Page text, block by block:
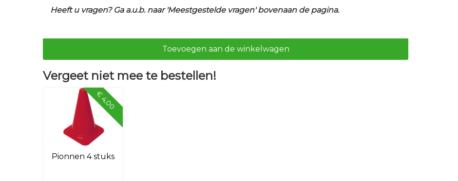
Heeft u vragen? Ga a.u.b. naar 'Meestgestelde vragen' bovenaan de pagina.
Toevoegen aan de winkelwagen
Vergeet niet mee te bestellen!
€ 4,00
Pionnen 4 stuks